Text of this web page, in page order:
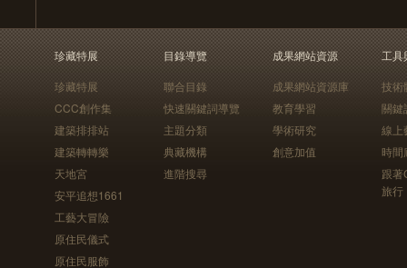
珍藏特展
珍藏特展
CCC創作集
建築排排站
建築轉轉樂
天地宮
安平追想1661
工藝大冒險
原住民儀式
原住民服飾
目錄導覽
聯合目錄
快速關鍵詞導覽
主題分類
典藏機構
進階搜尋
成果網站資源
成果網站資源庫
教育學習
學術研究
創意加值
工具
技術
關鍵
線上
時間
跟
旅行